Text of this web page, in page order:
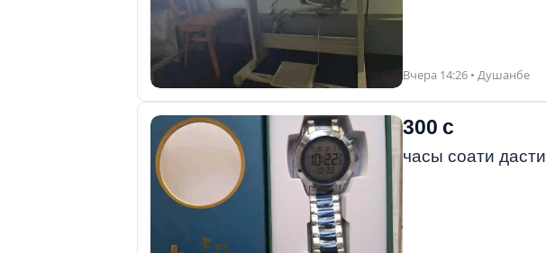
Вчера 14:26 • Душанбе
300 с
часы соати дасти